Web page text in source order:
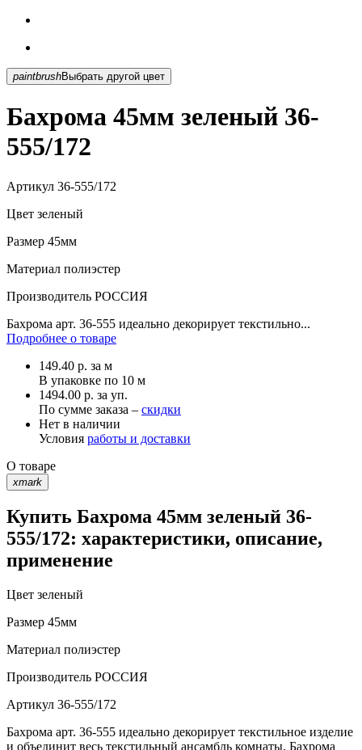
paintbrush Выбрать другой цвет
Бахрома 45мм зеленый 36-
555/172
Артикул 36-555/172
Цвет зеленый
Размер 45мм
Материал полиэстер
Производитель РОССИЯ
Бахрома арт. 36-555 идеально декорирует текстильно...
Подробнее о товаре
149.40 р. за м
В упаковке по 10 м
1494.00 р. за уп.
По сумме заказа – скидки
Нет в наличии
Условия работы и доставки
О товаре
xmark
Купить Бахрома 45мм зеленый 36-
555/172: характеристики, описание,
применение
Цвет зеленый
Размер 45мм
Материал полиэстер
Производитель РОССИЯ
Артикул 36-555/172
Бахрома арт. 36-555 идеально декорирует текстильное изделие
и объединит весь текстильный ансамбль комнаты. Бахрома